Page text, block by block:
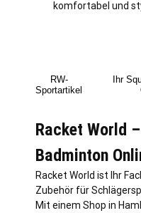
komfortabel und
RW-
Sportartikel
Ihr
Racket World
Badminton
Racket World ist Ihr
Zubehör für
Mit einem Shop in